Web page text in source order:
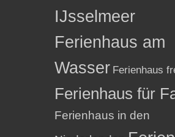
IJsselmeer
Ferienhaus am
Wasser Ferienhaus
Ferienhaus für
Ferienhaus in den